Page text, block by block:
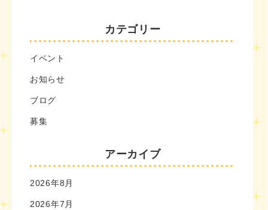
カテゴリー
イベント
お知らせ
ブログ
募集
アーカイブ
2026年8月
2026年7月